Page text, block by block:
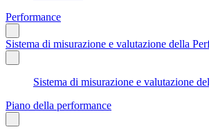
Performance
Sistema di misurazione e valutazione della
Sistema di misurazione e valutazione
Piano della performance